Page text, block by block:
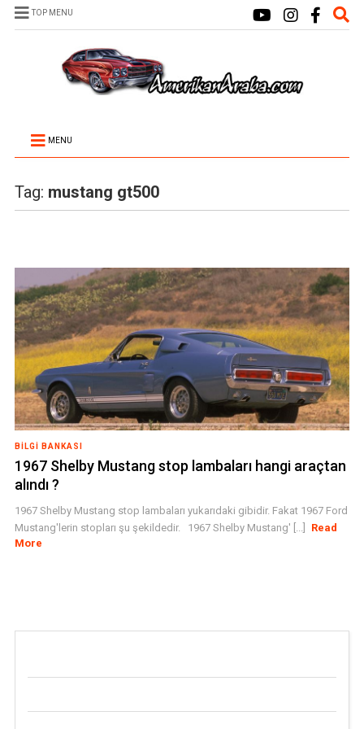
TOP MENU
MENU
Tag: mustang gt500
BILGI BANKASI
1967 Shelby Mustang stop lambaları hangi araçtan
alındı ?
1967 Shelby Mustang stop lambaları yukarıdaki gibidir. Fakat 1967 Ford
Mustang'lerin stopları şu şekildedir. 1967 Shelby Mustang' [...]
Read
More